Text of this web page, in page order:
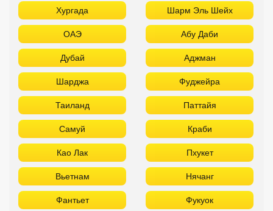
Хургада Шарм Эль Шейх
ОАЭ Абу Даби
Дубай Аджман
Шарджа Фуджейра
Таиланд Паттайя
Самуй Краби
Као Лак Пхукет
Вьетнам Нячанг
Фантьет Фукуок